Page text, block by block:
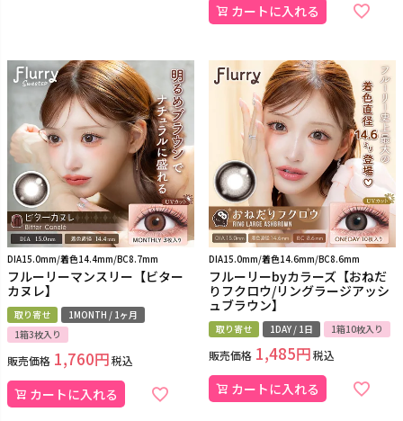
カートに入れる
DIA15.0mm/着色14.4mm/BC8.7mm
フルーリーマンスリー【ビター
カヌレ】
取り寄せ
1MONTH / 1ヶ月
1箱3枚入り
販売価格 1,760 税込
カートに入れる
DIA15.0mm/着色14.6mm/BC8.6mm
フルーリーbyカラーズ【おねだ
りフクロウ/リングラージアッシ
ュブラウン】
取り寄せ 1DAY / 1日 1箱10枚入り
販売価格 1,485 税込
カートに入れる